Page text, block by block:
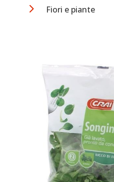
5 Fiori e piante